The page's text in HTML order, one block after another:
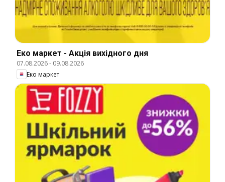
Еко маркет - Акція вихідного дня
07.08.2026- 09.08.2026
Еко маркет